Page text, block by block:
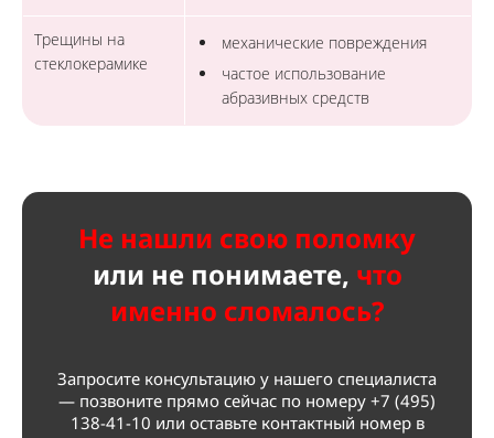
Трещины на
стеклокерамике
механические повреждения
частое использование
абразивных средств
Не нашли свою поломку
или не понимаете, что
именно сломалось?
Запросите консультацию у нашего специалиста
— позвоните прямо сейчас по номеру +7 (495)
138-41-10 или оставьте контактный номер в